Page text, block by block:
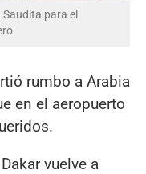
para el
rumbo a Arabia
en el aeropuerto
vuelve a